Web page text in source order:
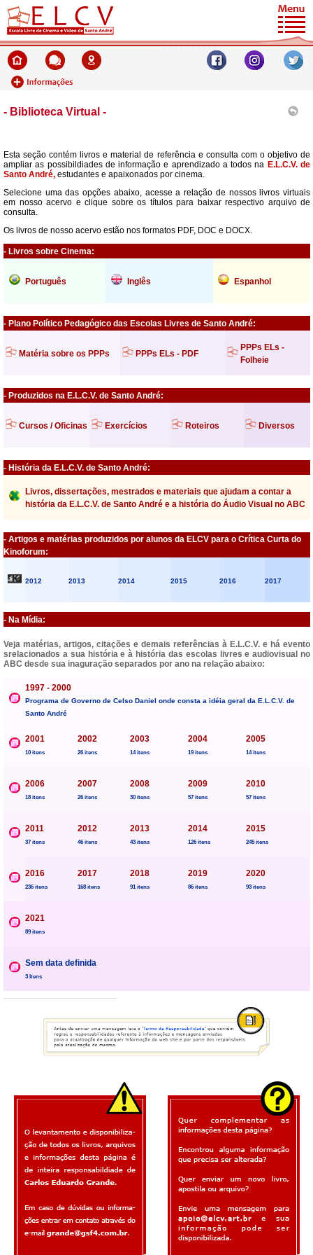
- Biblioteca Virtual -
Esta seção contém livros e material de referência e consulta com o objetivo de
ampliar as possibildiades de informação e aprendizado a todos na E.L.C.V. de
Santo André, estudantes e apaixonados por cinema.
Selecione uma das opções abaixo, acesse a relação de nossos livros virtuais
em nosso acervo e clique sobre os títulos para baixar respectivo arquivo de
consulta.
Os livros de nosso acervo estão nos formatos PDF, DOC e DOCX.
- Livros sobre Cinema:
Português Inglês Espanhol
- Plano Político Pedagógico das Escolas Livres de Santo André:
Matéria sobre os PPPs PPPs ELs - PDF
PPPs ELs -
Folheie
- Produzidos na E.L.C.V. de Santo André:
Cursos / Oficinas Exercícios Roteiros Diversos
- História da E.L.C.V. de Santo André:
Livros, dissertações, mestrados e materiais que ajudam a contar a
história da E.L.C.V. de Santo André e a história do Áudio Visual no ABC
- Artigos e matérias produzidos por alunos da ELCV para o Crítica Curta do
Kinoforum:
2012 2013 2014 2015 2016 2017
- Na Mídia:
Veja matérias, artigos, citações e demais referências à E.L.C.V. e há evento
srelacionados a sua história e à história das escolas livres e audiovisual no
ABC desde sua inaguração separados por ano na relação abaixo:
1997 - 2000
Programa de Governo de Celso Daniel onde consta a idéia geral da E.L.C.V. de
Santo André
2001
10 itens
2002
26 itens
2003
14 itens
2004
19 itens
2005
14 itens
2006
18 itens
2007
26 itens
2008
30 itens
2009
57 itens
2010
57 itens
2011
37 itens
2012
46 itens
2013
43 itens
2014
126 itens
2015
245 itens
2016
236 itens
2017
168 itens
2018
91 itens
2019
86 itens
2020
93 itens
2021
89 itens
Sem data definida
3 Itens